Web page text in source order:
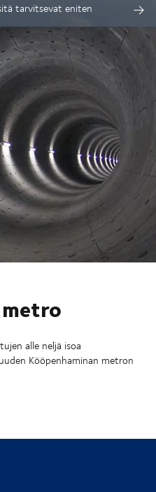
tarvitsevat eniten
alle neljä isoa
Kööpenhaminan metron